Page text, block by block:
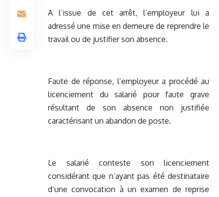
A l’issue de cet arrêt, l’employeur lui a
adressé une mise en demeure de reprendre le
travail ou de justifier son absence.
Faute de réponse, l’employeur a procédé au
licenciement du salarié pour faute grave
résultant de son absence non justifiée
caractérisant un abandon de poste.
Le salarié conteste son licenciement
considérant que n’ayant pas été destinataire
d’une convocation à un examen de reprise